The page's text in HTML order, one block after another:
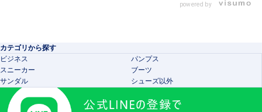
powered by
カテゴリから探す
ビジネス
パンプス
スニーカー
ブーツ
サンダル
シューズ以外